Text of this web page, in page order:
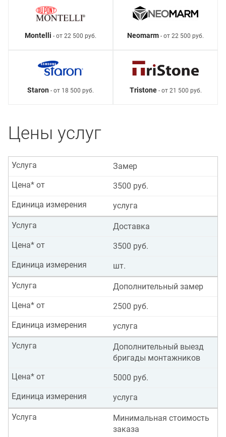
Montelli - от 22 500 руб. Neomarm - от 22 500 руб.
Staron - от 18 500 руб. Tristone- от 21 500 руб.
Цены услуг
Замер
Услуга
3500 руб.
Цена* от
услуга
Единица измерения
Доставка
Услуга
3500 руб.
Цена* от
шт.
Единица измерения
Дополнительный замер
Услуга
2500 руб.
Цена* от
услуга
Единица измерения
Дополнительный выезд
бригады монтажников
Услуга
5000 руб.
Цена* от
услуга
Единица измерения
Минимальная стоимость
заказа
Услуга